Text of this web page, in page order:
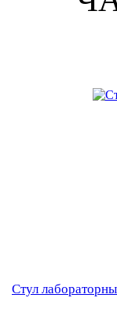
Стул